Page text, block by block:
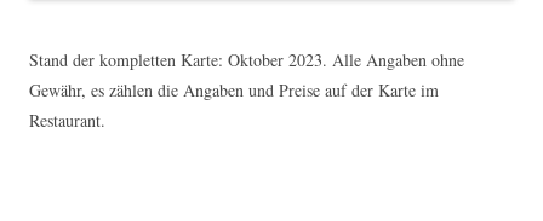
Stand der kompletten Karte: Oktober 2023. Alle Angaben ohne
Gewähr, es zählen die Angaben und Preise auf der Karte im
Restaurant.